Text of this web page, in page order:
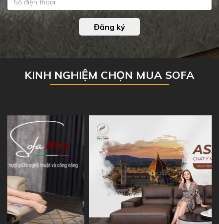
Đăng ký
KINH NGHIỆM CHỌN MUA SOFA